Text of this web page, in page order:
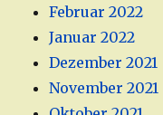
Februar 2022
Januar 2022
Dezember 2021
November 2021